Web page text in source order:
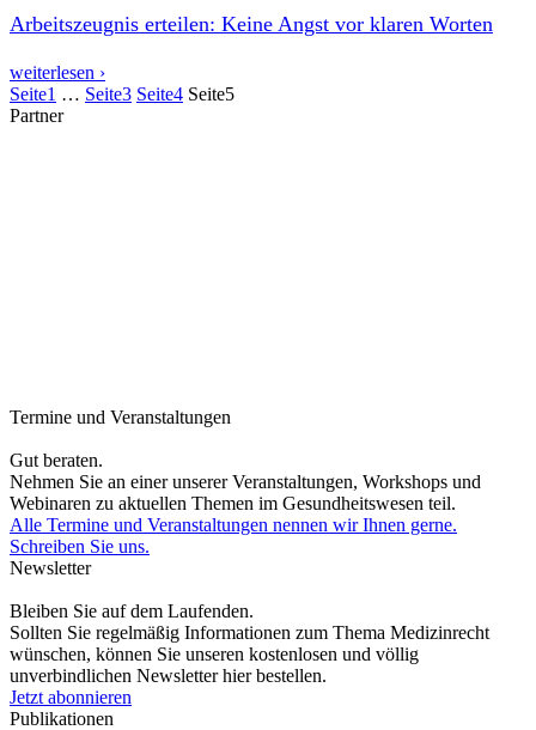
Arbeitszeugnis erteilen: Keine Angst vor klaren Worten
weiterlesen ›
Seite1 … Seite3 Seite4 Seite5
Partner
Termine und Veranstaltungen
Gut beraten.
Nehmen Sie an einer unserer Veranstaltungen, Workshops und
Webinaren zu aktuellen Themen im Gesundheitswesen teil.
Alle Termine und Veranstaltungen nennen wir Ihnen gerne.
Schreiben Sie uns.
Newsletter
Bleiben Sie auf dem Laufenden.
Sollten Sie regelmäßig Informationen zum Thema Medizinrecht
wünschen, können Sie unseren kostenlosen und völlig
unverbindlichen Newsletter hier bestellen.
Jetzt abonnieren
Publikationen